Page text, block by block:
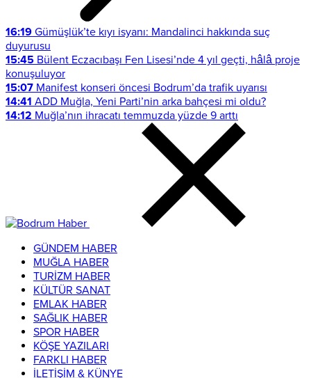
16:19 Gümüşlük’te kıyı isyanı: Mandalinci hakkında suç
duyurusu
15:45 Bülent Eczacıbaşı Fen Lisesi’nde 4 yıl geçti, hâlâ proje
konuşuluyor
15:07 Manifest konseri öncesi Bodrum’da trafik uyarısı
14:41 ADD Muğla, Yeni Parti’nin arka bahçesi mi oldu?
14:12 Muğla’nın ihracatı temmuzda yüzde 9 arttı
GÜNDEM HABER
MUĞLA HABER
TURİZM HABER
KÜLTÜR SANAT
EMLAK HABER
SAĞLIK HABER
SPOR HABER
KÖŞE YAZILARI
FARKLI HABER
İLETİŞİM & KÜNYE